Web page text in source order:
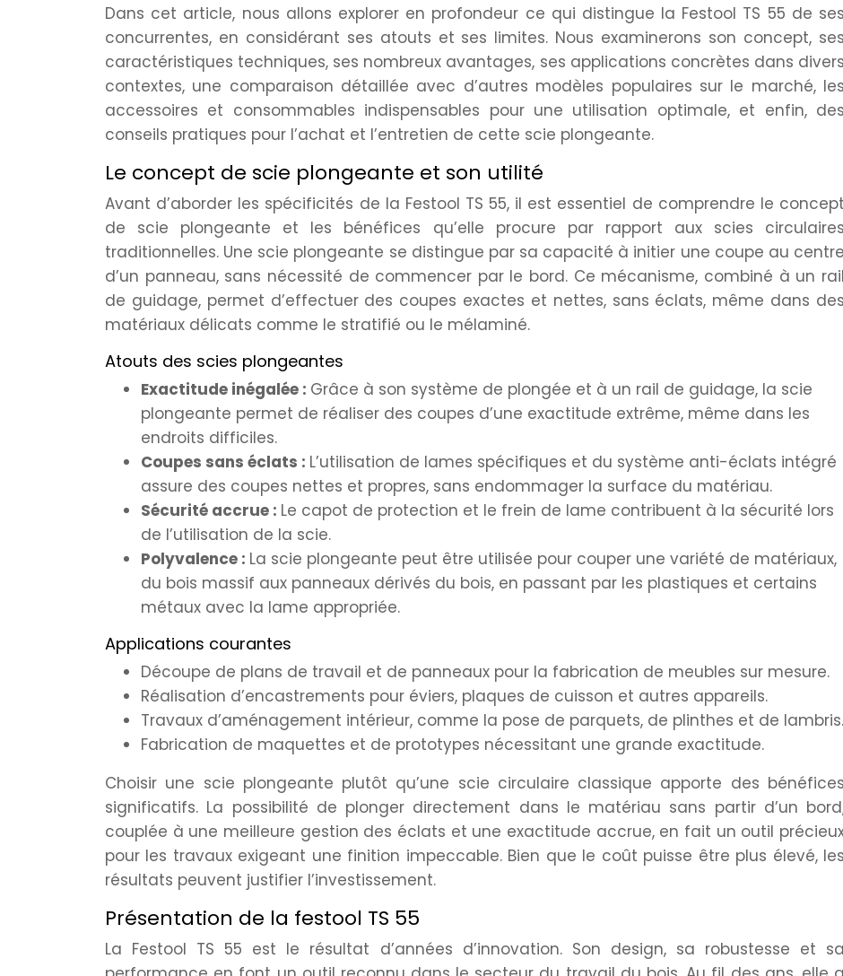
Dans cet article, nous allons explorer en profondeur ce qui distingue la Festool TS 55 de ses
concurrentes, en considérant ses atouts et ses limites. Nous examinerons son concept, ses
caractéristiques techniques, ses nombreux avantages, ses applications concrètes dans divers
contextes, une comparaison détaillée avec d’autres modèles populaires sur le marché, les
accessoires et consommables indispensables pour une utilisation optimale, et enfin, des
conseils pratiques pour l’achat et l’entretien de cette scie plongeante.
Le concept de scie plongeante et son utilité
Avant d’aborder les spécificités de la Festool TS 55, il est essentiel de comprendre le concept
de scie plongeante et les bénéfices qu’elle procure par rapport aux scies circulaires
traditionnelles. Une scie plongeante se distingue par sa capacité à initier une coupe au centre
d’un panneau, sans nécessité de commencer par le bord. Ce mécanisme, combiné à un rail
de guidage, permet d’effectuer des coupes exactes et nettes, sans éclats, même dans des
matériaux délicats comme le stratifié ou le mélaminé.
Atouts des scies plongeantes
Exactitude inégalée : Grâce à son système de plongée et à un rail de guidage, la scie
plongeante permet de réaliser des coupes d’une exactitude extrême, même dans les
endroits difficiles.
Coupes sans éclats : L’utilisation de lames spécifiques et du système anti-éclats intégré
assure des coupes nettes et propres, sans endommager la surface du matériau.
Sécurité accrue : Le capot de protection et le frein de lame contribuent à la sécurité lors
de l’utilisation de la scie.
Polyvalence : La scie plongeante peut être utilisée pour couper une variété de matériaux,
du bois massif aux panneaux dérivés du bois, en passant par les plastiques et certains
métaux avec la lame appropriée.
Applications courantes
Découpe de plans de travail et de panneaux pour la fabrication de meubles sur mesure.
Réalisation d’encastrements pour éviers, plaques de cuisson et autres appareils.
Travaux d’aménagement intérieur, comme la pose de parquets, de plinthes et de lambris.
Fabrication de maquettes et de prototypes nécessitant une grande exactitude.
Choisir une scie plongeante plutôt qu’une scie circulaire classique apporte des bénéfices
significatifs. La possibilité de plonger directement dans le matériau sans partir d’un
couplée à une meilleure gestion des éclats et une exactitude accrue, en fait un outil
pour les travaux exigeant une finition impeccable. Bien que le coût puisse être plus élevé, les
résultats peuvent justifier l’investissement.
Présentation de la festool TS 55
La Festool TS 55 est le résultat d’années d’innovation. Son design, sa robustesse et sa